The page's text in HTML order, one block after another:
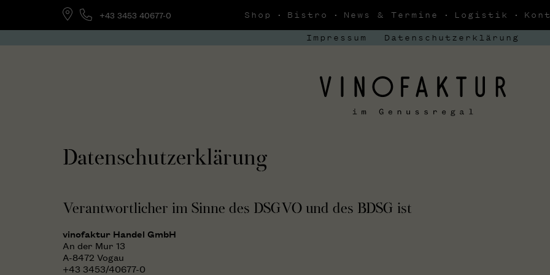
+43 3453 40677-0 Shop Bistro News & Termine Logistik
Impressum Datenschutzerklärung
Datenschutzerklärung
Verantwortlicher im Sinne des DSGVO und des BDSG ist
vinofaktur Handel GmbH
An der Mur 13
A-8472 Vogau
+43 3453/40677-0